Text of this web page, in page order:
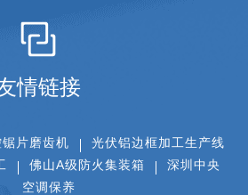
情链接
片磨齿机
光伏铝边框加工生产线
佛山A级防火集装箱
深圳中央
空调保养